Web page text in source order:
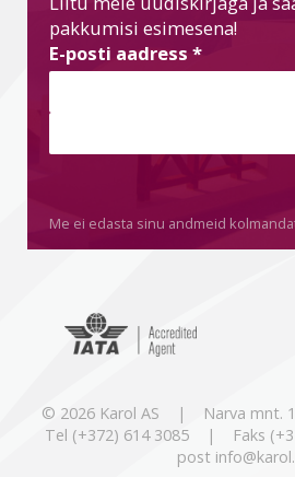
pakkumisi esimesena!
E-posti aadress *
Me ei edasta sinu andmeid
© 2026 Karol AS | Narva mnt.
Tel (+372) 614 3085 | Faks
post